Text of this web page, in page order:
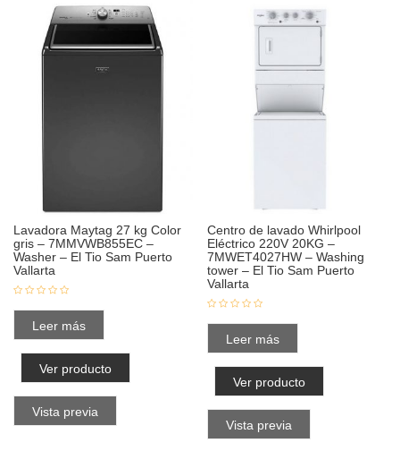
Lavadora Maytag 27 kg Color
gris – 7MMVWB855EC –
Washer – El Tio Sam Puerto
Vallarta
Leer más
Ver producto
Vista previa
Centro de lavado Whirlpool
Eléctrico 220V 20KG –
7MWET4027HW – Washing
tower – El Tio Sam Puerto
Vallarta
Leer más
Ver producto
Vista previa